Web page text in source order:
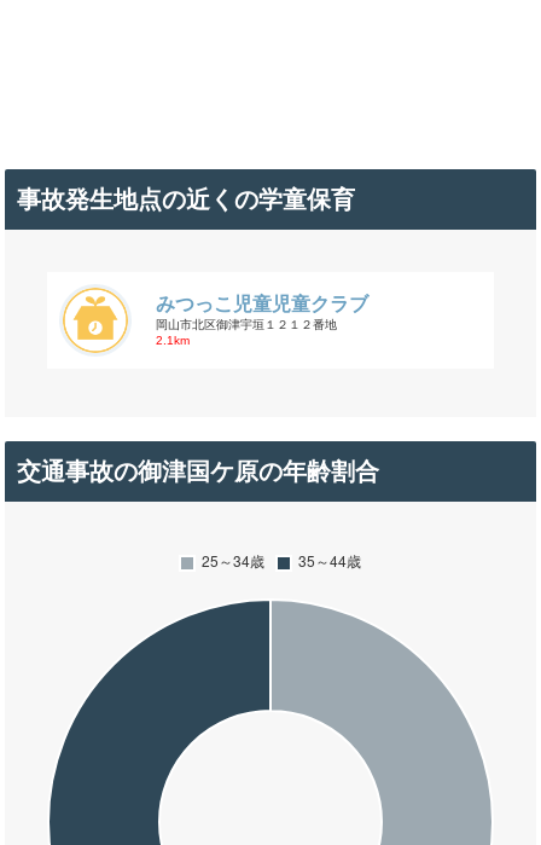
事故発生地点の近くの学童保育
みつっこ児童児童クラブ
岡山市北区御津宇垣１２１２番地
2.1km
交通事故の御津国ケ原の年齢割合